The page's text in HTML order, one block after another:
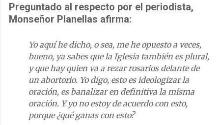
Preguntado al respecto por el periodista,
Monseñor Planellas afirma:
Yo aquí he dicho, o sea, me he opuesto a veces,
bueno, ya sabes que la Iglesia también es plural,
y que hay quien va a rezar rosarios delante de
un abortorio. Yo digo, esto es ideologizar la
oración, es banalizar en definitiva la misma
oración. Y yo no estoy de acuerdo con esto,
porque ¿quéganas con esto?